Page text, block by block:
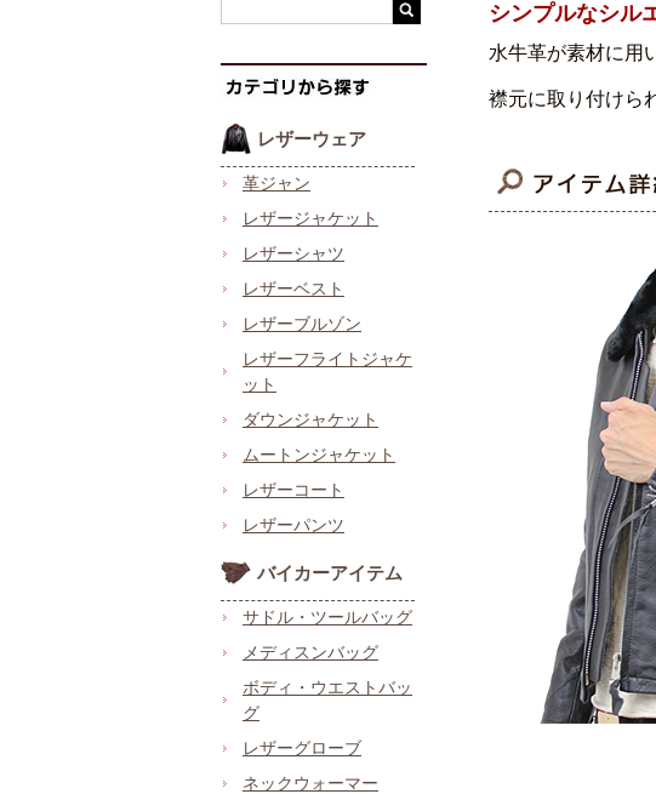
レザーウェア
革ジャン
レザージャケット
レザーシャツ
レザーベスト
レザーブルゾン
レザーフライトジャケ
ット
ダウンジャケット
ムートンジャケット
レザーコート
レザーパンツ
バイカーアイテム
サドル・ツールバッグ
メディスンバッグ
ボディ・ウエストバッ
グ
レザーグローブ
ネックウォーマー
シンプルなシル
水牛革が素材に用
襟元に取り付けら